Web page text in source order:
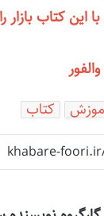
این کتاب
کتاب